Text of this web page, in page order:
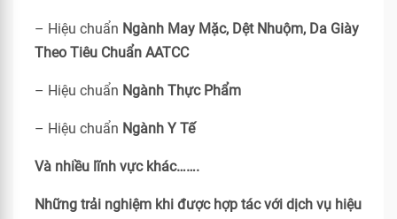
– Hiệu chuẩn Ngành May Mặc, Dệt Nhuộm, Da Giày
Theo Tiêu Chuẩn AATCC
– Hiệu chuẩn Ngành Thực Phẩm
– Hiệu chuẩn Ngành Y Tế
Và nhiều lĩnh vực khác…….
Những trải nghiệm khi được hợp tác với dịch vụ hiệu